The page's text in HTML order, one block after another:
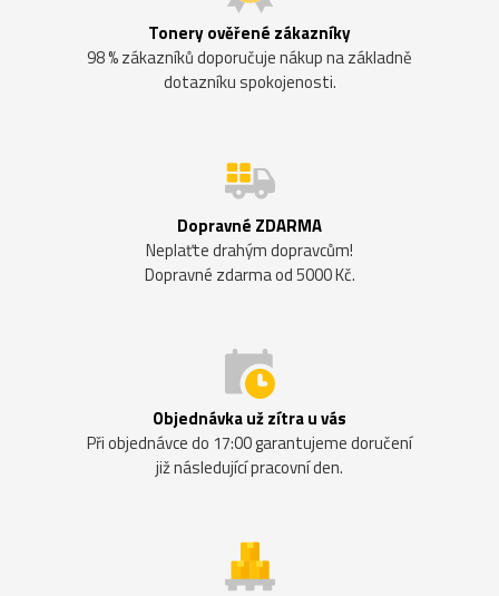
Tonery ověřené zákazníky
98 % zákazníků doporučuje nákup na základně
dotazníku spokojenosti.
Dopravné ZDARMA
Neplaťte drahým dopravcům!
Dopravné zdarma od 5000 Kč.
Objednávka už zítra u vás
Při objednávce do 17:00 garantujeme doručení
již následující pracovní den.